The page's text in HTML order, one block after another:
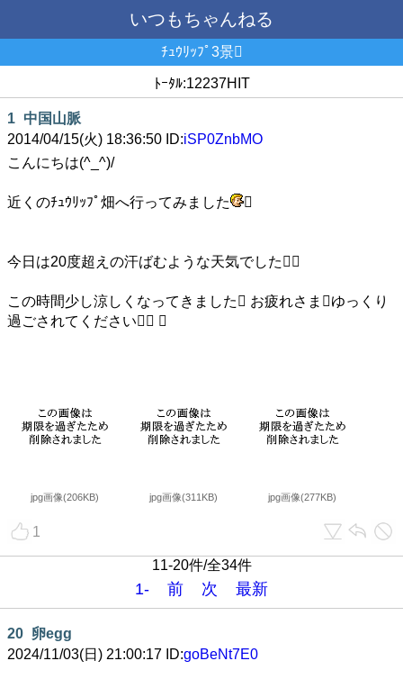
いつもちゃんねる
ﾁｭｳﾘｯﾌﾟ3景
ﾄｰﾀﾙ:12237HIT
1 中国山脈
2014/04/15(火) 18:36:50 ID:iSP0ZnbMO
こんにちは(^_^)/
近くのﾁｭｳﾘｯﾌﾟ畑へ行ってみました 
今日は20度超えの汗ばむような天気でした
この時間少し涼しくなってきました お疲れさまゆっくり
過ごされてください 
jpg画像(206KB) jpg画像(311KB) jpg画像(277KB)
1
11-20件/全34件
1- 前 次 最新
20 卵egg
2024/11/03(日) 21:00:17 ID:goBeNt7E0